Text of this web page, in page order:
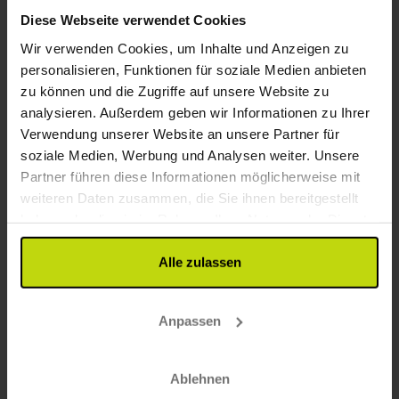
Diese Webseite verwendet Cookies
Wir verwenden Cookies, um Inhalte und Anzeigen zu
personalisieren, Funktionen für soziale Medien anbieten
zu können und die Zugriffe auf unsere Website zu
analysieren. Außerdem geben wir Informationen zu Ihrer
Verwendung unserer Website an unsere Partner für
soziale Medien, Werbung und Analysen weiter. Unsere
Partner führen diese Informationen möglicherweise mit
weiteren Daten zusammen, die Sie ihnen bereitgestellt
gesammelt haben.
Alle zulassen
Anpassen
Ablehnen
Historischer Gasthof an Dünen und Meer
Stenbjerg Kro & Badehotel
9 Bewertungen